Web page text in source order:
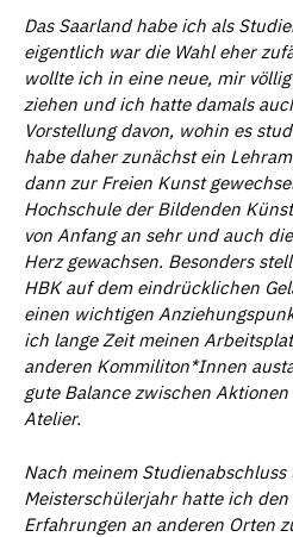
Das Saarland habe ich als
eigentlich war die Wahl eher zuf
wollte ich in eine neue, mir vö
ziehen und ich hatte damals
Vorstellung davon, wohin es
habe daher zunächst ein
dann zur Freien Kunst
Hochschule der Bildenden Kü
von Anfang an sehr und auch
Herz gewachsen. Besonders
HBK auf dem eindrücklichen Gel
einen wichtigen
ich lange Zeit meinen
anderen Kommiliton*Innen
gute Balance zwischen
Atelier.
Nach meinem Studienabschluss
Meisterschülerjahr hatte ich
Erfahrungen an anderen Orten